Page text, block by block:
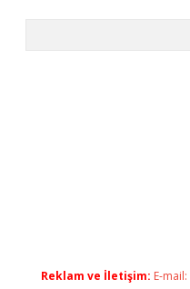
Reklam ve İletişim: E-mail: